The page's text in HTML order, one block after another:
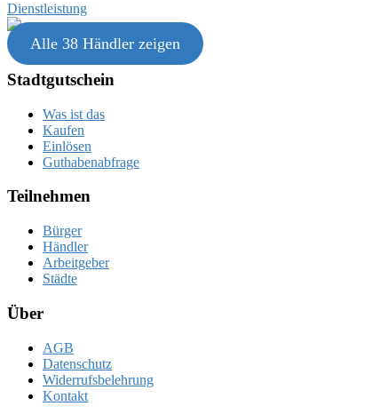
Dienstleistung
Alle 38 Händler zeigen
Stadtgutschein
Was ist das
Kaufen
Einlösen
Guthabenabfrage
Teilnehmen
Bürger
Händler
Arbeitgeber
Städte
Über
AGB
Datenschutz
Widerrufsbelehrung
Kontakt